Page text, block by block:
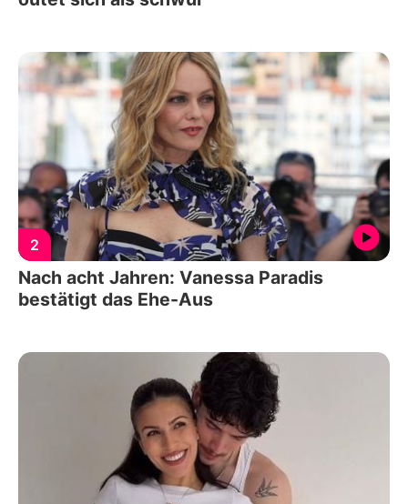
2
Nach acht Jahren: Vanessa Paradis
bestätigt das Ehe-Aus